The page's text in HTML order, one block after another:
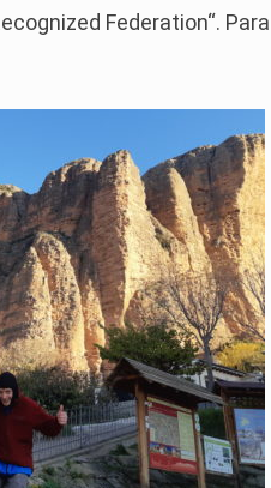
Federation“.